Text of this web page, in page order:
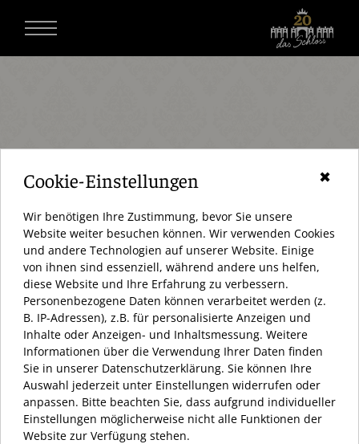
AKTUELL HABEN WIR GEÖFFNET
ÖFFNUNGSZEITEN:
MONTAG – SAMSTAG 10:00 – 20:00 UHR
Cookie-Einstellungen
Wir benötigen Ihre Zustimmung, bevor Sie unsere
Website weiter besuchen können. Wir verwenden Cookies
und andere Technologien auf unserer Website. Einige
von ihnen sind essenziell, während andere uns helfen,
diese Website und Ihre Erfahrung zu verbessern.
Personenbezogene Daten können verarbeitet werden (z.
B. IP-Adressen), z.B. für personalisierte Anzeigen und
Inhalte oder Anzeigen- und Inhaltsmessung. Weitere
Informationen über die Verwendung Ihrer Daten finden
Sie in unserer Datenschutzerklärung. Sie können Ihre
Auswahl jederzeit unter Einstellungen widerrufen oder
anpassen. Bitte beachten Sie, dass aufgrund individueller
Einstellungen möglicherweise nicht alle Funktionen der
Website zur Verfügung stehen.
✖